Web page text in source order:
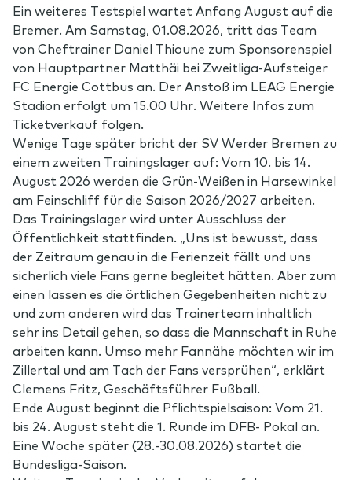
Ein weiteres Testspiel wartet Anfang August auf die
Bremer. Am Samstag, 01.08.2026, tritt das Team
von Cheftrainer Daniel Thioune zum Sponsorenspiel
von Hauptpartner Matthäi bei Zweitliga-Aufsteiger
FC Energie Cottbus an. Der Anstoß im LEAG Energie
Stadion erfolgt um 15.00 Uhr. Weitere Infos zum
Ticketverkauf folgen.
Wenige Tage später bricht der SV Werder Bremen zu
einem zweiten Trainingslager auf: Vom 10. bis 14.
August 2026 werden die Grün-Weißen in Harsewinkel
am Feinschliff für die Saison 2026/2027 arbeiten.
Das Trainingslager wird unter Ausschluss der
Öffentlichkeit stattfinden. „Uns ist bewusst, dass
der Zeitraum genau in die Ferienzeit fällt und uns
sicherlich viele Fans gerne begleitet hätten. Aber zum
einen lassen es die örtlichen Gegebenheiten nicht zu
und zum anderen wird das Trainerteam inhaltlich
sehr ins Detail gehen, so dass die Mannschaft in Ruhe
arbeiten kann. Umso mehr Fannähe möchten wir im
Zillertal und am Tach der Fans versprühen“, erklärt
Clemens Fritz, Geschäftsführer Fußball.
Ende August beginnt die Pflichtspielsaison: Vom 21.
bis 24. August steht die 1. Runde im DFB- Pokal an.
Eine Woche später (28.-30.08.2026) startet die
Bundesliga-Saison.